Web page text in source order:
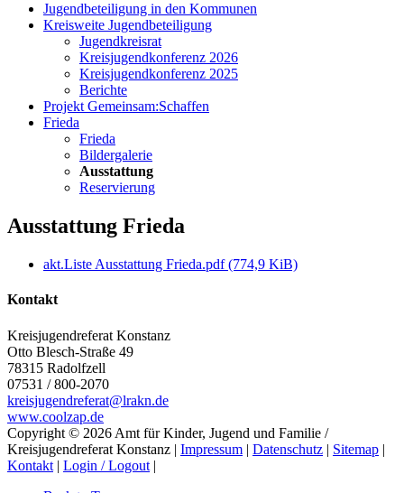
Jugendbeteiligung in den Kommunen
Kreisweite Jugendbeteiligung
Jugendkreisrat
Kreisjugendkonferenz 2026
Kreisjugendkonferenz 2025
Berichte
Projekt Gemeinsam:Schaffen
Frieda
Frieda
Bildergalerie
Ausstattung
Reservierung
Ausstattung Frieda
akt.Liste Ausstattung Frieda.pdf(774,9 KiB)
Kontakt
Kreisjugendreferat Konstanz
Otto Blesch-Straße 49
78315 Radolfzell
07531 / 800-2070
kreisjugendreferat@lrakn.de
www.coolzap.de
Copyright © 2026 Amt für Kinder, Jugend und Familie /
Kreisjugendreferat Konstanz | Impressum | Datenschutz | Sitemap |
Kontakt | Login / Logout |